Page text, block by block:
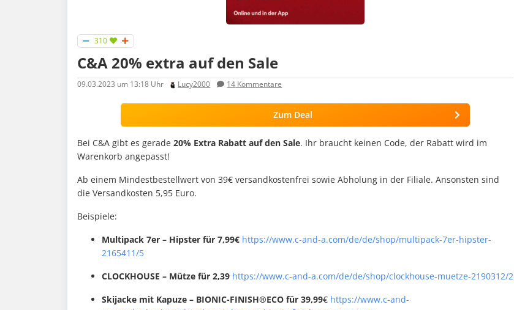
310
C&A 20% extra auf den Sale
09.03.2023 um 13:18 Uhr Lucy2000 14 Kommentare
Zum Deal
Bei C&A gibt es gerade 20% Extra Rabatt auf den Sale. Ihr braucht keinen Code, der Rabatt wird im
Warenkorb angepasst!
Ab einem Mindestbestellwert von 39€ versandkostenfrei sowie Abholung in der Filiale. Ansonsten sind
die Versandkosten 5,95 Euro.
Beispiele:
Multipack 7er – Hipster für 7,99€ https://www.c-and-a.com/de/de/shop/multipack-7er-hipster-
2165411/5
CLOCKHOUSE – Mütze für 2,39 https://www.c-and-a.com/de/de/shop/clockhouse-muetze-2190312/2
Skijacke mit Kapuze – BIONIC-FINISH®ECO für 39,99€ https://www.c-and-